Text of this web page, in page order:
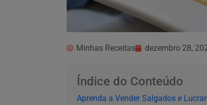
Minhas Receitas dezembro 28,
Índice do Conteúdo
Aprenda a Vender Salgados e